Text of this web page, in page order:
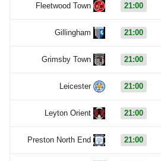
Fleetwood Town 21:00
Gillingham 21:00
Grimsby Town 21:00
Leicester 21:00
Leyton Orient 21:00
Preston North End 21:00